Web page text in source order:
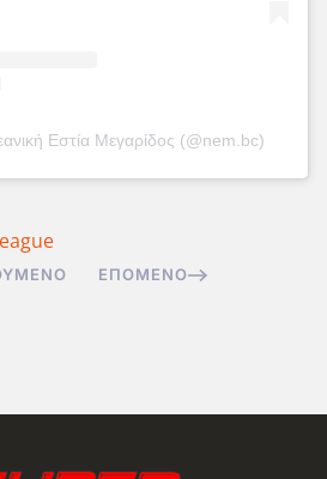
Εστία Μεγαρίδος (@nem.bc)
ΕΠΌΜΕΝΟ